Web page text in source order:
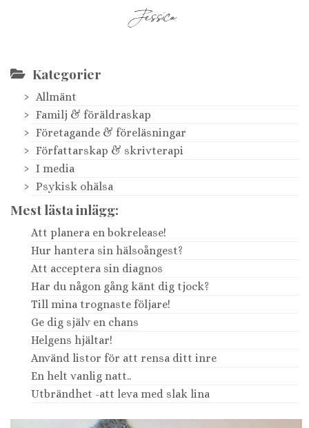
Kategorier
Allmänt
Familj & föräldraskap
Företagande & föreläsningar
Författarskap & skrivterapi
I media
Psykisk ohälsa
Mest lästa inlägg:
Att planera en bokrelease!
Hur hantera sin hälsoångest?
Att acceptera sin diagnos
Har du någon gång känt dig tjock?
Till mina trognaste följare!
Ge dig själv en chans
Helgens hjältar!
Använd listor för att rensa ditt inre
En helt vanlig natt..
Utbrändhet -att leva med slak lina